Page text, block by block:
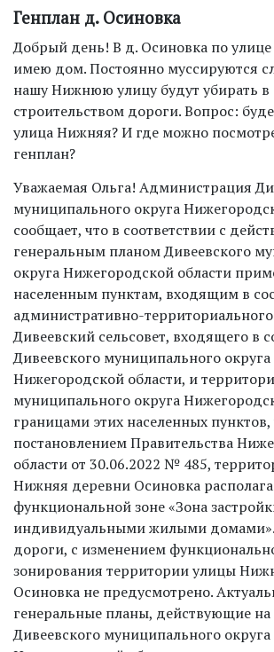
Генплан д. Осиновка
Добрый день! В д. Осиновка по
имею дом. Постоянно муссируются
нашу Нижнюю улицу будут убирать в
строительством дороги. Вопрос:
улица Нижняя? И где можно
генплан?
Уважаемая Ольга! Администрация
муниципального округа
сообщает, что в соответствии с
генеральным планом Дивеевского
округа Нижегородской области
населенным пунктам, входящим в
административно-
Дивеевский сельсовет, входящего в
Дивеевского муниципального округа
Нижегородской области, и
муниципального округа
границами этих населенных
постановлением Правительства
области от 30.06.2022 № 485,
Нижняя деревни Осиновка
функциональной зоне «Зона
индивидуальными жилыми домами».
дороги, с изменением
зонирования территории улицы
Осиновка не предусмотрено.
генеральные планы, действующие
Дивеевского муниципального округа